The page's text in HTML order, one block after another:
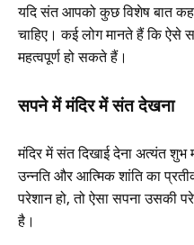
यदि संत आपको कुछ विशेष बात
चाहिए। कई लोग मानते हैं कि ऐसे
महत्वपूर्ण हो सकते हैं।
सपने में मंदिर में संत देखना
मंदिर में संत दिखाई देना अत्यंत शुभ
उन्नति और आत्मिक शांति का
परेशान हो, तो ऐसा सपना उसकी
है।